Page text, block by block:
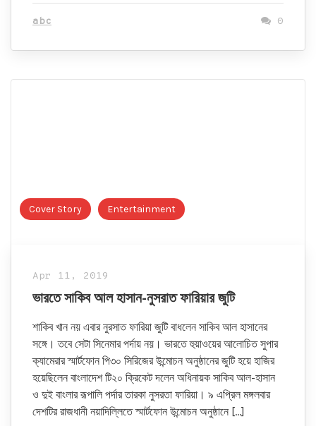
abc 0
Cover Story Entertainment
Apr 11, 2019
ভারতে সাকিব আল হাসান-নুসরাত ফারিয়ার জুটি
শাকিব খান নয় এবার নুরসাত ফারিয়া জুটি বাধলেন সাকিব আল হাসানের
সঙ্গে। তবে সেটা সিনেমার পর্দায় নয়। ভারতে হুয়াওয়ের আলোচিত সুপার
ক্যামেরার স্মার্টফোন পি৩০ সিরিজের উন্মোচন অনুষ্ঠানের জুটি হয়ে হাজির
হয়েছিলেন বাংলাদেশ টি২০ ক্রিকেট দলেন অধিনায়ক সাকিব আল-হাসান
ও দুই বাংলার রূপালি পর্দার তারকা নুসরতা ফারিয়া। ৯ এপ্রিল মঙ্গলবার
দেশটির রাজধানী নয়াদিল্লিতে স্মার্টফোন উন্মোচন অনুষ্ঠানে […]